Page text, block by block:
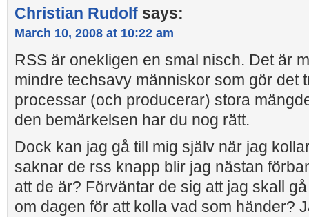
Christian Rudolf says:
March 10, 2008 at 10:22 am
RSS är onekligen en smal nisch. Det är
mindre techsavy människor som gör det
processar (och producerar) stora
den bemärkelsen har du nog rätt.
Dock kan jag gå till mig själv när jag
saknar de rss knapp blir jag nästan
att de är? Förväntar de sig att jag skall
om dagen för att kolla vad som händer?